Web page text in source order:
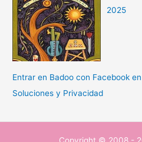
2025
Entrar en Badoo con Facebook
Soluciones y Privacidad